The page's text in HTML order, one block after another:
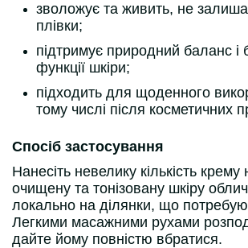
зволожує та живить, не
плівки;
підтримує природний баланс і
функції шкіри;
підходить для щоденного
тому числі після косметичних
Спосіб застосування
Нанесіть невелику кількість
очищену та тонізовану шкіру
локально на ділянки, що
Легкими масажними рухами
дайте йому повністю вбратися.